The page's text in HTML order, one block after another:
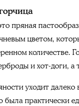
пряная
цветом,
количестве.
и хот-доги,
уходит
была практически